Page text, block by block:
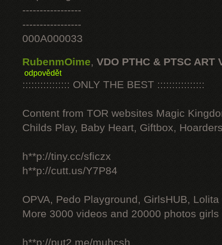
-----------------
-----------------
000A000033
RubenmOime, VDO PTHC & PTSC ART
odpovědět
:::::::::::::::: ONLY THE BEST ::::::::::::::::
Content from TOR websites Magic
Childs Play, Baby Heart, Giftbox,
h**p://tiny.cc/sficzx
h**p://cutt.us/Y7P84
OPVA, Pedo Playground, GirlsHUB, Lolita
More 3000 videos and 20000 photos
h**p://put2.me/muhcsh